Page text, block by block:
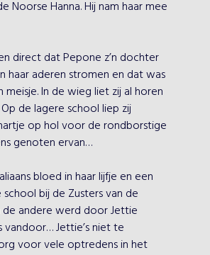
Hanna. Hij nam haar mee
direct dat Pepone z’n dochter
haar aderen stromen en dat was
In de wieg liet zij al horen
de lagere school liep zij
op hol voor de rondborstige
genoten ervan…
bloed in haar lijfje en een
bij de Zusters van de
de andere werd door Jettie
Jettie’s niet te
voor vele optredens in het